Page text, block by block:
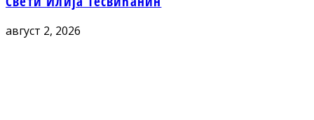
август 2, 2026